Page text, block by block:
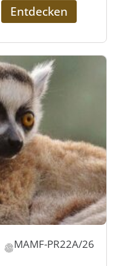
Entdecken
MAMF-PR22A/26